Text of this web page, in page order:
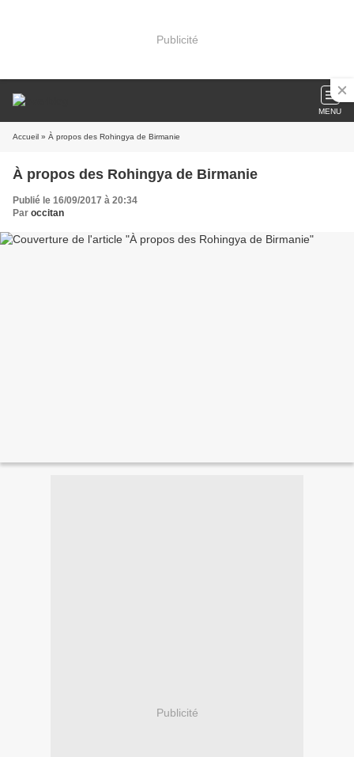
Publicité
MENU
Accueil » À propos des Rohingya de Birmanie
À propos des Rohingya de Birmanie
Publié le 16/09/2017 à 20:34
Par occitan
Publicité